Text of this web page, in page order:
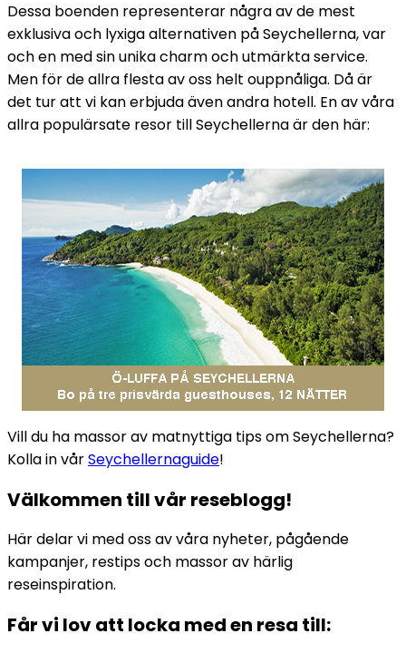
Dessa boenden representerar några av de mest
exklusiva och lyxiga alternativen på Seychellerna, var
och en med sin unika charm och utmärkta service.
Men för de allra flesta av oss helt ouppnåliga. Då är
det tur att vi kan erbjuda även andra hotell. En av våra
allra populärsate resor till Seychellerna är den här:
Vill du ha massor av matnyttiga tips om Seychellerna?
Kolla in vårSeychellernaguide!
Välkommen till vår reseblogg!
Här delar vi med oss av våra nyheter, pågående
kampanjer, restips och massor av härlig
reseinspiration.
Får vi lov att locka med en resa till: